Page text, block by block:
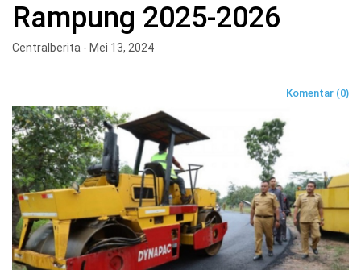
LAMPUNG
METRO
PESAWARAN
TANGGAMUS
DPRD
KOTA
BANDAR
LAMPUNG
DPRD
METRO
SUMSEL
BANTEN
JAWAB
BARAT
DKI
Rampung 2025-2026
Centralberita - Mei 13, 2024
Komentar (0)